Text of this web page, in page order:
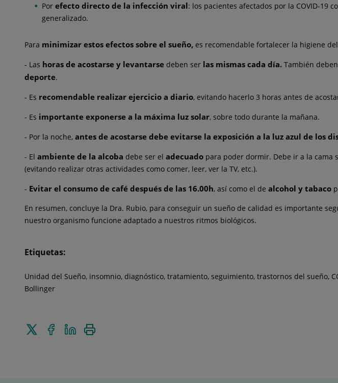
Por efecto directo de la infección viral: los pacientes afectados por la COVID-19
generalizado.
Para minimizar estos efectos sobre el sueño, es recomendable fortalecer la higiene
- Las horas de acostarse y levantarse deben ser las mismas cada día. También
deporte.
- Es recomendable realizar ejercicio a diario, evitando hacerlo 3 horas antes de
- Es importante exponerse a la máxima luz solar, sobre todo durante la mañana.
- Por la noche, antes de acostarse debe evitarse la exposición a la luz azul de los
- El ambiente de la alcoba debe ser el adecuado para poder dormir. Debe ir a la cama
(evitando realizar otras actividades como comer, leer, ver la TV, etc.).
- Evitar el consumo de café después de las 16.00h, así como el de alcohol y tabaco
En resumen, concluye la Dra. Rubio, para conseguir un sueño de calidad es importante
nuestro organismo funcione adaptado a nuestros ritmos biológicos.
Etiquetas:
Unidad del Sueño, insomnio, diagnóstico, tratamiento, seguimiento, trastornos del sueño,
Bollinger
Enviar
Compartir
en
Compartir